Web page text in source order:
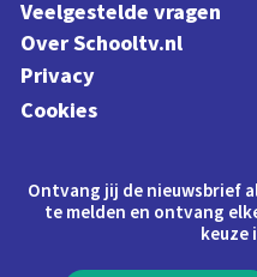
Veelgestelde vragen
Over Schooltv.nl
Privacy
Cookies
Ontvang jij de nieuwsbrief
te melden en ontvang
keuze